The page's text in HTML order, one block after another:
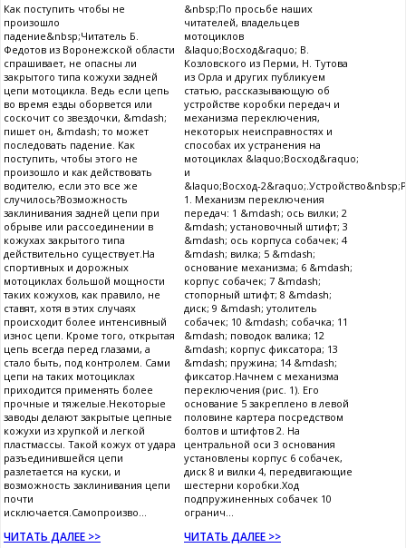
Как поступить чтобы не
произошло
падение&nbsp;Читатель Б.
Федотов из Воронежской области
спрашивает, не опасны ли
закрытого типа кожухи задней
цепи мотоцикла. Ведь если цепь
во время езды оборвется или
соскочит со звездочки, &mdash;
пишет он, &mdash; то может
последовать падение. Как
поступить, чтобы этого не
произошло и как действовать
водителю, если это все же
случилось?Возможность
заклинивания задней цепи при
обрыве или рассоединении в
кожухах закрытого типа
действительно существует.На
спортивных и дорожных
мотоциклах большой мощности
таких кожухов, как правило, не
ставят, хотя в этих случаях
происходит более интенсивный
износ цепи. Кроме того, открытая
цепь всегда перед глазами, а
стало быть, под контролем. Сами
цепи на таких мотоциклах
приходится применять более
прочные и тяжелые.Некоторые
заводы делают закрытые цепные
кожухи из хрупкой и легкой
пластмассы. Такой кожух от удара
разъединившейся цепи
разлетается на куски, и
возможность заклинивания цепи
почти
исключается.Самопроизво...
ЧИТАТЬ ДАЛЕЕ >>
&nbsp;По просьбе наших
читателей, владельцев
мотоциклов
&laquo;Восход&raquo; В.
Козловского из Перми, Н. Тутова
из Орла и других публикуем
статью, рассказывающую об
устройстве коробки передач и
механизма переключения,
некоторых неисправностях и
способах их устранения на
мотоциклах &laquo;Восход&raquo;
и
&laquo;Восход-
1. Механизм переключения
передач: 1 &mdash; ось вилки; 2
&mdash; установочный штифт; 3
&mdash; ось корпуса собачек; 4
&mdash; вилка; 5 &mdash;
основание механизма; 6 &mdash;
корпус собачек; 7 &mdash;
стопорный штифт; 8 &mdash;
диск; 9 &mdash; утолитель
собачек; 10 &mdash; собачка; 11
&mdash; поводок валика; 12
&mdash; корпус фиксатора; 13
&mdash; пружина; 14 &mdash;
фиксатор.Начнем с механизма
переключения (рис. 1). Его
основание 5 закреплено в левой
половине картера посредством
болтов и штифтов 2. На
центральной оси 3 основания
установлены корпус 6 собачек,
диск 8 и вилки 4, передвигающие
шестерни коробки.Ход
подпружиненных собачек 10
огранич...
ЧИТАТЬ ДАЛЕЕ >>